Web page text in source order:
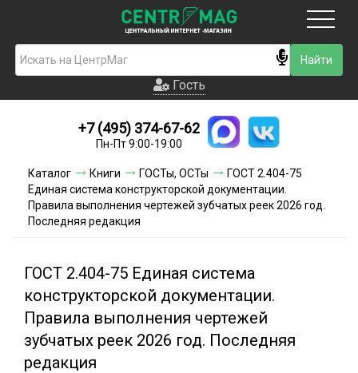
Гость
Новинки
Условия доставки
Условия оплаты
Акции и скидки
Гость
+7 (495) 374-67-62
Пн-Пт 9:00-19:00
Каталог Книги ГОСТы, ОСТы
ГОСТ 2.404-75
Единая система конструкторской документации.
Правила выполнения чертежей зубчатых реек 2026 год.
Последняя редакция
ГОСТ 2.404-75 Единая система
конструкторской документации.
Правила выполнения чертежей
зубчатых реек 2026 год. Последняя
редакция